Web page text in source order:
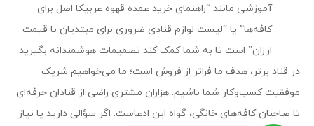
آموزشی مانند “راهنمای خرید عمده قهوه عربیکا اصل برای
کافه‌ها” یا “لیست لوازم قنادی ضروری برای مبتدیان با قیمت
ارزان” است تا به شما کمک کند تصمیمات هوشمندانه بگیرید.
در قناد برتر، هدف ما فراتر از فروش است؛ ما می‌خواهیم شریک
موفقیت کسب‌وکار شما باشیم. هزاران مشتری راضی از قنادان حرفه‌ای
تا صاحبان کافه‌های خانگی، گواه این ادعاست. اگر سؤالی دارید یا نیاز